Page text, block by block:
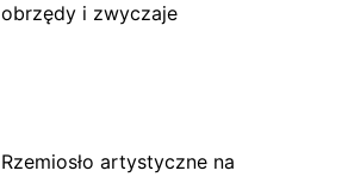
obrzędy i zwyczaje
Rzemiosło artystyczne na